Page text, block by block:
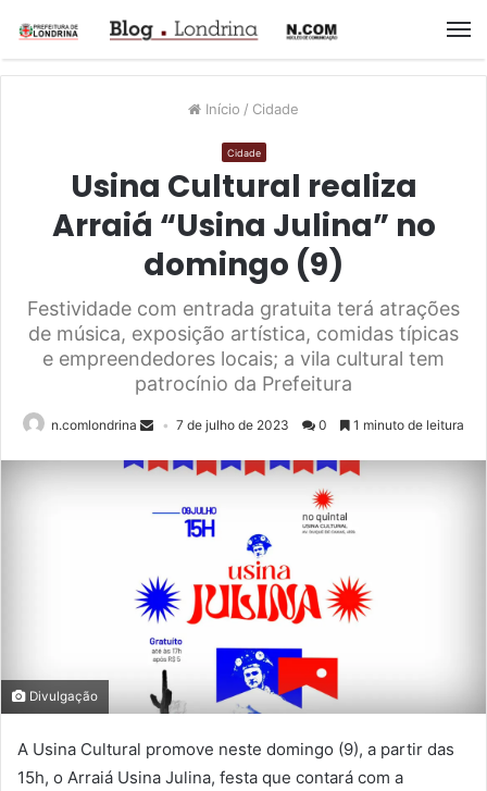
Início / Cidade
Cidade
Usina Cultural realiza
Arraiá “Usina Julina” no
domingo (9)
Festividade com entrada gratuita terá atrações
de música, exposição artística, comidas típicas
e empreendedores locais; a vila cultural tem
patrocínio da Prefeitura
n.comlondrina 7 de julho de 2023 0 1 minuto de leitura
Divulgação
A Usina Cultural promove neste domingo (9), a partir das
15h, o Arraiá Usina Julina, festa que contará com a